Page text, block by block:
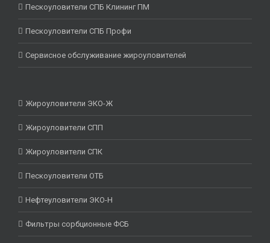
Пескоуловители СПБ Клининг ПМ
Пескоуловители СПБ Профи
Сервисное обслуживание жироуловителей
Жироуловители ЭКО-Ж
Жироуловители СПП
Жироуловители СПК
Пескоуловители ОТБ
Нефтеуловители ЭКО-Н
Фильтры сорбционные ФСБ